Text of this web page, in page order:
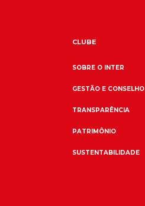
CLUBE
SOBRE O INTER
GESTÃO E CONSELHO
TRANSPARÊNCIA
PATRIMÔNIO
SUSTENTABILIDADE